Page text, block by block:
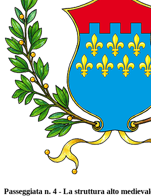
Passeggiata n. 4 - La struttura alto